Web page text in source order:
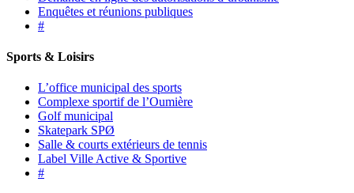
Enquêtes et réunions publiques
#
Sports & Loisirs
L’office municipal des sports
Complexe sportif de l’Oumière
Golf municipal
Skatepark SPØ
Salle & courts extérieurs de tennis
Label Ville Active & Sportive
#